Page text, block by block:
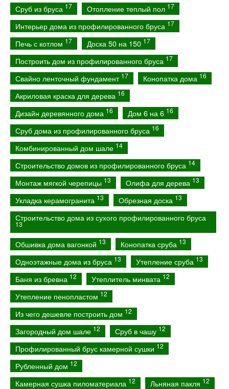
Сруб из бруса 17 Отопление теплый пол 17
Интерьер дома из профилированного бруса 17
Печь с котлом 17 Доска 50 на 150 17
Построить дом из профилированного бруса 17
Свайно ленточный фундамент 17 Конопатка дома 16
Акриловая краска для дерева 16
Дизайн деревянного дома 16 Дом 6 на 6 16
Сруб дома из профилированного бруса 16
Комбинированный дом шале 14
Строительство домов из профилированного бруса 14
Монтаж мягкой черепицы 13 Олифа для дерева 13
Укладка керамогранита 13 Обрезная доска 13
Строительство дома из сухого профилированного бруса
13
Обшивка дома вагонкой 13 Конопатка сруба 13
Одноэтажные дома из бруса 13 Утепление сруба 13
Баня из бревна 12 Утеплитель минвата 12
Утепление пенопластом 12
Из чего дешевле построить дом 12
Загородный дом шале 12 Сруб в чашу 12
Профилированный брус камерной сушки 12
Рубленный дом 12
Камерная сушка пиломатериала 12 Льняная пакля 12